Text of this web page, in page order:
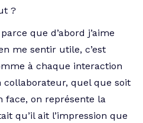
?
que d’abord j’aime
me sentir utile, c’est
à chaque interaction
collaborateur, quel que soit
face, on représente la
qu’il ait l’impression que